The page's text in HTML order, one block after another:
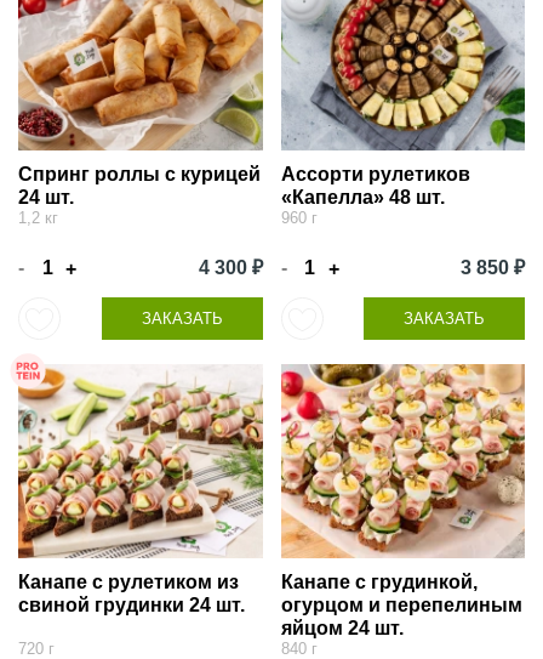
Спринг роллы с курицей
24 шт.
1,2 кг
- + 4 300 ₽
ЗАКАЗАТЬ
Ассорти рулетиков
«Капелла» 48 шт.
960 г
- + 3 850 ₽
ЗАКАЗАТЬ
Канапе с рулетиком из
свиной грудинки 24 шт.
720 г
Канапе с грудинкой,
огурцом и перепелиным
яйцом 24 шт.
840 г